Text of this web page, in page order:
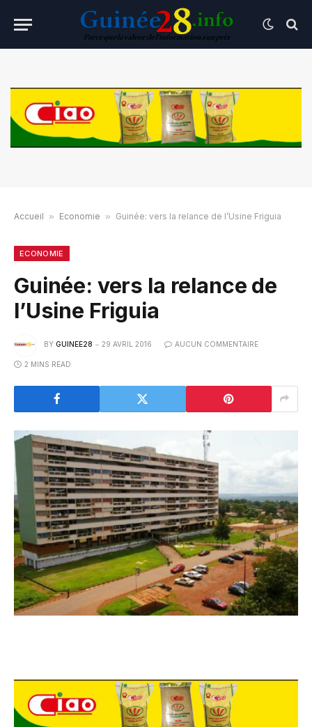
Accueil » Economie » Guinée: vers la relance de l’Usine Friguia
ECONOMIE
Guinée: vers la relance de
l’Usine Friguia
BY GUINEE28 29 AVRIL 2016 AUCUN COMMENTAIRE
2 MINS READ